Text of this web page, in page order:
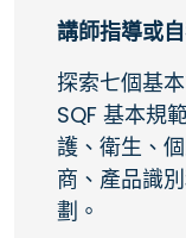
講師指導或
探索七個基
SQF 基本規
護、衛生、
商、產品識
劃。